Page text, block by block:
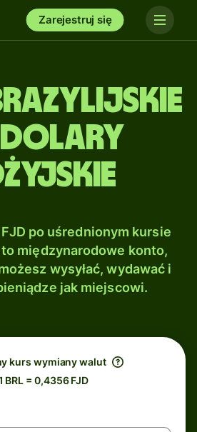
Zarejestruj się
Dolary
po uśrednionym kursie
międzynarodowe konto,
wysyłać, wydawać i
jak miejscowi.
kurs wymiany walut
BRL = 0,4356 FJD